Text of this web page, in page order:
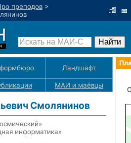
преподов >
Ландшафт
МАИ и маёвцы
Смолянинов
информатика»